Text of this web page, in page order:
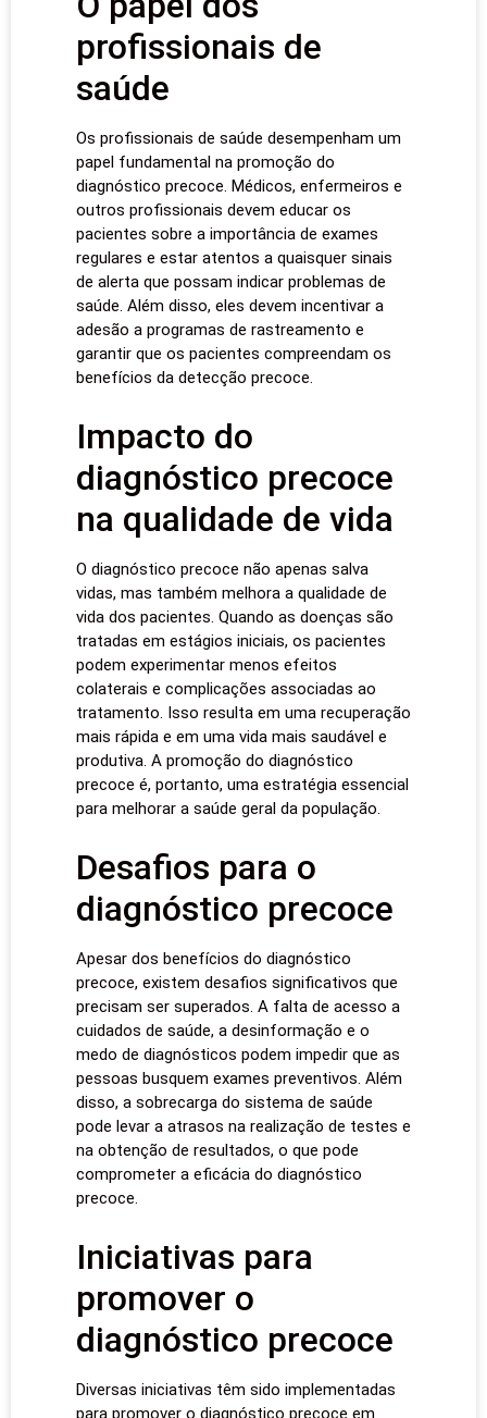
profissionais de
saúde
Os profissionais de saúde desempenham um
papel fundamental na promoção do
diagnóstico precoce. Médicos, enfermeiros e
outros profissionais devem educar os
pacientes sobre a importância de exames
regulares e estar atentos a quaisquer sinais
de alerta que possam indicar problemas de
saúde. Além disso, eles devem incentivar a
adesão a programas de rastreamento e
garantir que os pacientes compreendam os
benefícios da detecção precoce.
Impacto do
diagnóstico precoce
na qualidade de vida
O diagnóstico precoce não apenas salva
vidas, mas também melhora a qualidade de
vida dos pacientes. Quando as doenças são
tratadas em estágios iniciais, os pacientes
podem experimentar menos efeitos
colaterais e complicações associadas ao
tratamento. Isso resulta em uma recuperação
mais rápida e em uma vida mais saudável e
produtiva. A promoção do diagnóstico
precoce é, portanto, uma estratégia essencial
para melhorar a saúde geral da população.
Desafios para o
diagnóstico precoce
Apesar dos benefícios do diagnóstico
precoce, existem desafios significativos que
precisam ser superados. A falta de acesso a
cuidados de saúde, a desinformação e o
medo de diagnósticos podem impedir que as
pessoas busquem exames preventivos. Além
disso, a sobrecarga do sistema de saúde
pode levar a atrasos na realização de testes e
na obtenção de resultados, o que pode
comprometer a eficácia do diagnóstico
precoce.
Iniciativas para
promover o
diagnóstico precoce
Diversas iniciativas têm sido implementadas
para promover o diagnóstico precoce em